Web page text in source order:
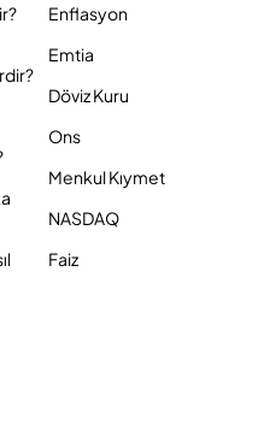
Enflasyon
Emtia
Döviz Kuru
Ons
Menkul Kıymet
NASDAQ
Faiz